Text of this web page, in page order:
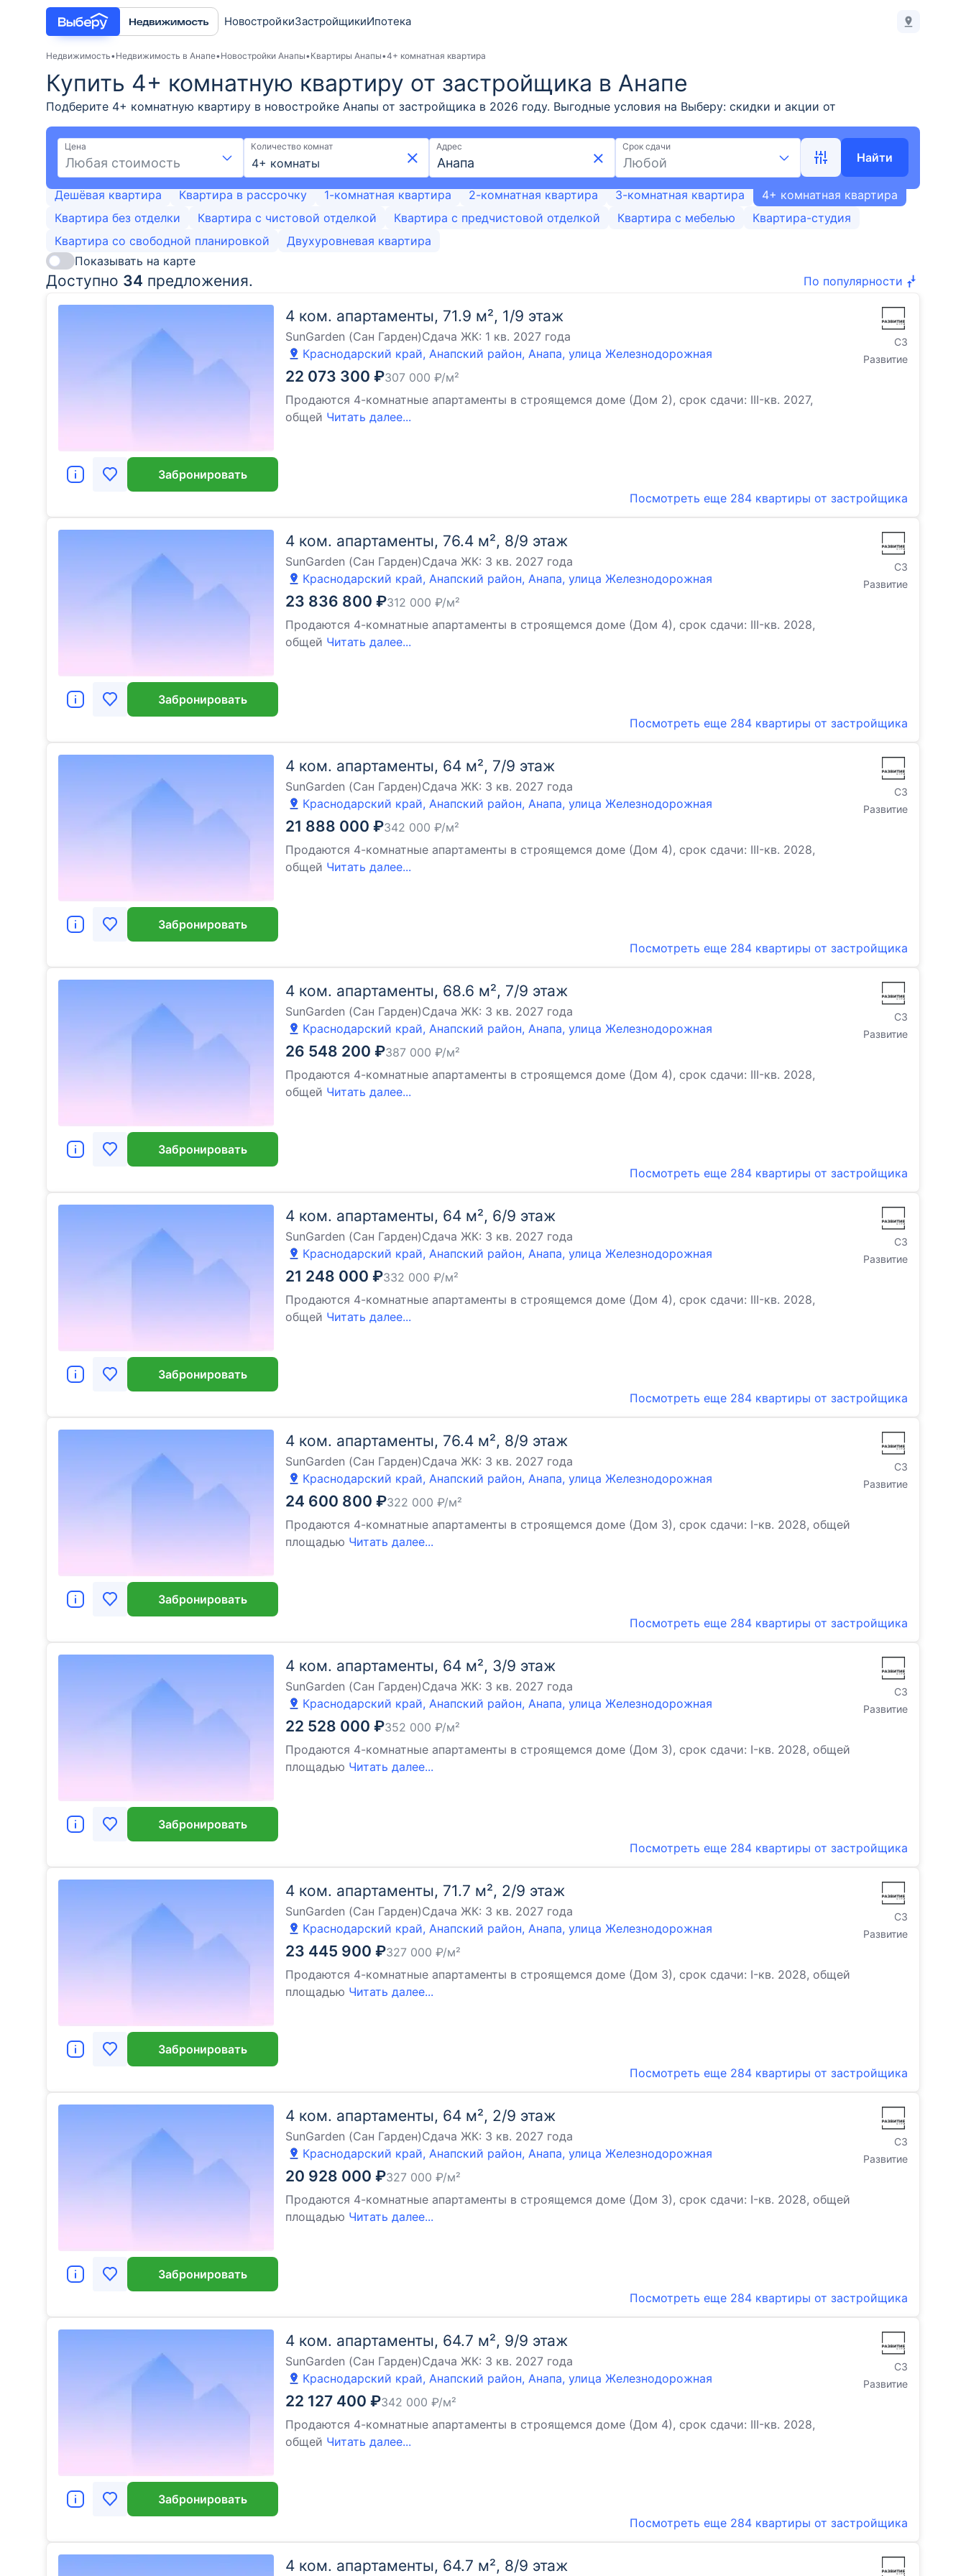
НовостройкиЗастройщикиИпотека
Недвижимость Недвижимость в Анапе Новостройки Анапы Квартиры Анапы 4+ комнатная квартира
Купить 4+ комнатную квартиру от застройщика в Анапе
Подберите 4+ комнатную квартиру в новостройке Анапы от застройщика в 2026 году. Выгодные условия на Выберу: скидки и акции от
застройщиков, возможна ипотека. Покупка 4+ комнатной квартиры по ценам от 20,33 млн ₽ и площадью от 53,4 м² до 76,4 м². Воспользуйтесь
удобной картой и фильтрами при поиске подходящего жилья. Выберите 4+ комнатную квартиру в новостройке в Анапе на Выберу.ру.
Цена
Любая стоимость
Количество комнат
4+ комнаты
Адрес Срок сдачи
Любой Найти
Дешёвая квартира Квартира в рассрочку 1-комнатная квартира 2-комнатная квартира 3-комнатная квартира
4+ комнатная квартира
Квартира без отделки
Квартира с чистовой отделкой Квартира с предчистовой отделкой Квартира с мебелью
Квартира-студия
Квартира со свободной планировкой
Двухуровневая квартира
Показывать на карте
Доступно 34 предложения. По популярности
4 ком. апартаменты, 71.9 м², 1/9 этаж
SunGarden (Сан Гарден)Сдача ЖК: 1 кв. 2027 года
Краснодарский край, Анапский район, Анапа, улица Железнодорожная
22 073 300 ₽307 000 ₽/м²
Продаются 4-комнатные апартаменты в строящемся доме (Дом 2), срок сдачи: III-кв. 2027,
общей Читать далее...
СЗ
Развитие
Забронировать
Посмотреть еще 284 квартиры от застройщика
4 ком. апартаменты, 76.4 м², 8/9 этаж
SunGarden (Сан Гарден)Сдача ЖК: 3 кв. 2027 года
Краснодарский край, Анапский район, Анапа, улица Железнодорожная
23 836 800 ₽312 000 ₽/м²
Продаются 4-комнатные апартаменты в строящемся доме (Дом 4), срок сдачи: III-кв. 2028,
общей Читать далее...
СЗ
Развитие
Забронировать
Посмотреть еще 284 квартиры от застройщика
4 ком. апартаменты, 64 м², 7/9 этаж
SunGarden (Сан Гарден)Сдача ЖК: 3 кв. 2027 года
Краснодарский край, Анапский район, Анапа, улица Железнодорожная
21 888 000 ₽342 000 ₽/м²
Продаются 4-комнатные апартаменты в строящемся доме (Дом 4), срок сдачи: III-кв. 2028,
общей Читать далее...
СЗ
Развитие
Забронировать
Посмотреть еще 284 квартиры от застройщика
4 ком. апартаменты, 68.6 м², 7/9 этаж
SunGarden (Сан Гарден)Сдача ЖК: 3 кв. 2027 года
Краснодарский край, Анапский район, Анапа, улица Железнодорожная
26 548 200 ₽387 000 ₽/м²
Продаются 4-комнатные апартаменты в строящемся доме (Дом 4), срок сдачи: III-кв. 2028,
общей Читать далее...
СЗ
Развитие
Забронировать
Посмотреть еще 284 квартиры от застройщика
4 ком. апартаменты, 64 м², 6/9 этаж
SunGarden (Сан Гарден)Сдача ЖК: 3 кв. 2027 года
Краснодарский край, Анапский район, Анапа, улица Железнодорожная
21 248 000 ₽332 000 ₽/м²
Продаются 4-комнатные апартаменты в строящемся доме (Дом 4), срок сдачи: III-кв. 2028,
общей Читать далее...
СЗ
Развитие
Забронировать
Посмотреть еще 284 квартиры от застройщика
4 ком. апартаменты, 76.4 м², 8/9 этаж
SunGarden (Сан Гарден)Сдача ЖК: 3 кв. 2027 года
Краснодарский край, Анапский район, Анапа, улица Железнодорожная
24 600 800 ₽322 000 ₽/м²
Продаются 4-комнатные апартаменты в строящемся доме (Дом 3), срок сдачи: I-кв. 2028, общей
площадью Читать далее...
СЗ
Развитие
Забронировать
Посмотреть еще 284 квартиры от застройщика
4 ком. апартаменты, 64 м², 3/9 этаж
SunGarden (Сан Гарден)Сдача ЖК: 3 кв. 2027 года
Краснодарский край, Анапский район, Анапа, улица Железнодорожная
22 528 000 ₽352 000 ₽/м²
Продаются 4-комнатные апартаменты в строящемся доме (Дом 3), срок сдачи: I-кв. 2028, общей
площадью Читать далее...
СЗ
Развитие
Забронировать
Посмотреть еще 284 квартиры от застройщика
4 ком. апартаменты, 71.7 м², 2/9 этаж
SunGarden (Сан Гарден)Сдача ЖК: 3 кв. 2027 года
Краснодарский край, Анапский район, Анапа, улица Железнодорожная
23 445 900 ₽327 000 ₽/м²
Продаются 4-комнатные апартаменты в строящемся доме (Дом 3), срок сдачи: I-кв. 2028, общей
площадью Читать далее...
СЗ
Развитие
Забронировать
Посмотреть еще 284 квартиры от застройщика
4 ком. апартаменты, 64 м², 2/9 этаж
SunGarden (Сан Гарден)Сдача ЖК: 3 кв. 2027 года
Краснодарский край, Анапский район, Анапа, улица Железнодорожная
20 928 000 ₽327 000 ₽/м²
Продаются 4-комнатные апартаменты в строящемся доме (Дом 3), срок сдачи: I-кв. 2028, общей
площадью Читать далее...
СЗ
Развитие
Забронировать
Посмотреть еще 284 квартиры от застройщика
4 ком. апартаменты, 64.7 м², 9/9 этаж
SunGarden (Сан Гарден)Сдача ЖК: 3 кв. 2027 года
Краснодарский край, Анапский район, Анапа, улица Железнодорожная
22 127 400 ₽342 000 ₽/м²
Продаются 4-комнатные апартаменты в строящемся доме (Дом 4), срок сдачи: III-кв. 2028,
общей Читать далее...
СЗ
Развитие
Забронировать
Посмотреть еще 284 квартиры от застройщика
4 ком. апартаменты, 64.7 м², 8/9 этаж